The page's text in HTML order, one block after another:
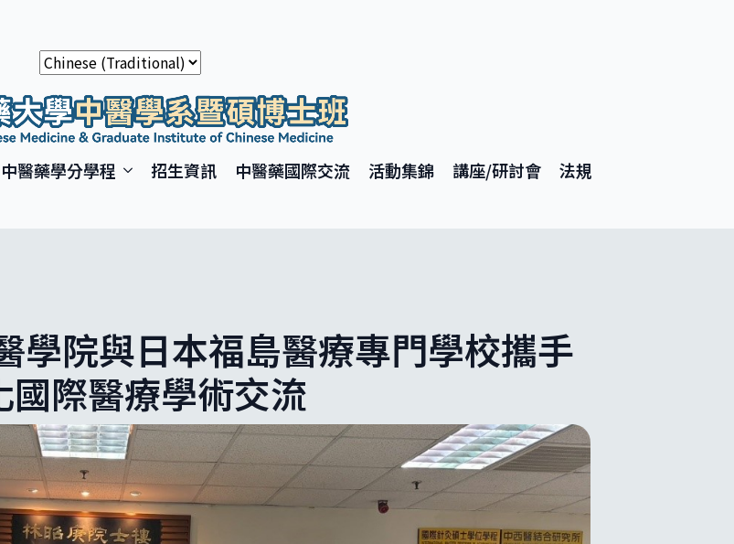
中醫藥學分學程 招生資訊 中醫藥國際交流 活動集錦 講座/研討會 法規
學院與日本福島醫療專門學校攜手
際醫療學術交流